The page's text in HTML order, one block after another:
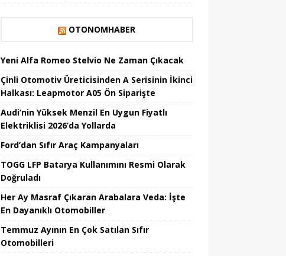
OTONOMHABER
Yeni Alfa Romeo Stelvio Ne Zaman Çıkacak
Çinli Otomotiv Üreticisinden A Serisinin İkinci
Halkası: Leapmotor A05 Ön Siparişte
Audi’nin Yüksek Menzil En Uygun Fiyatlı
Elektriklisi 2026’da Yollarda
Ford’dan Sıfır Araç Kampanyaları
TOGG LFP Batarya Kullanımını Resmi Olarak
Doğruladı
Her Ay Masraf Çıkaran Arabalara Veda: İşte
En Dayanıklı Otomobiller
Temmuz Ayının En Çok Satılan Sıfır
Otomobilleri